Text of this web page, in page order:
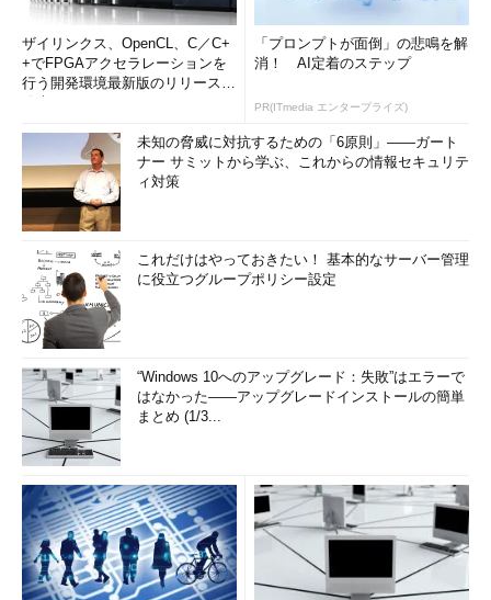
ザイリンクス、OpenCL、C／C+
+でFPGAアクセラレーションを
行う開発環境最新版のリリースを
「プロンプトが面倒」の悲鳴を解
消！ AI定着のステップ
PR(ITmedia エンタープライズ)
未知の脅威に対抗するための「6原則」――ガート
ナー サミットから学ぶ、これからの情報セキュリテ
ィ対策
これだけはやっておきたい！ 基本的なサーバー管理
に役立つグループポリシー設定
“Windows 10へのアップグレード：失敗”はエラーで
はなかった――アップグレードインストールの簡単
まとめ (1/3...